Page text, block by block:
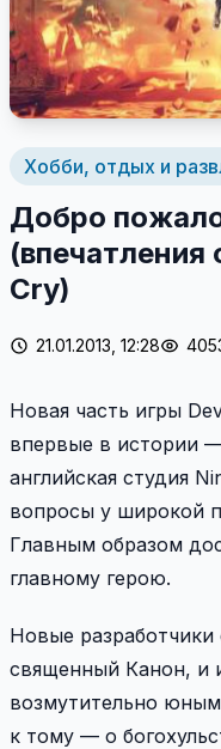
Хобби, отдых и
Добро
(впечатления
Cry)
21.01.2013, 12:28
Новая часть игры
впервые в истории
английская студия
вопросы у широкой
Главным образом
главному герою.
Новые разработчики
священный Канон, и
возмутительно
к тому — о